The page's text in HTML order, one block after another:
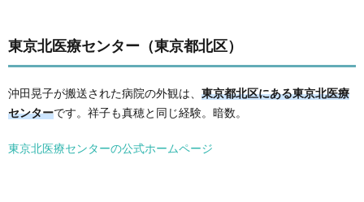
東京北医療センター（東京都北区）
沖田晃子が搬送された病院の外観は、 東京都北区にある東京北医療
センターです。祥子も真穂と同じ経験。暗数。
東京北医療センターの公式ホームページ